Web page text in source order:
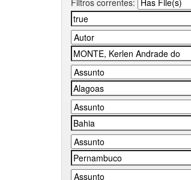
Filtros correntes: